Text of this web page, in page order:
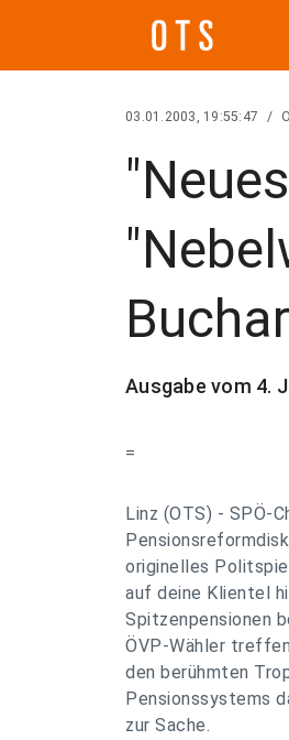
03.01.2003, 19:55:47 /
Ausgabe vom 4.
=
Linz (OTS) - SPÖ-
originelles
auf deine Klientel
Spitzenpensionen
ÖVP-Wähler
den berühmten
Pensionssystems
zur Sache.